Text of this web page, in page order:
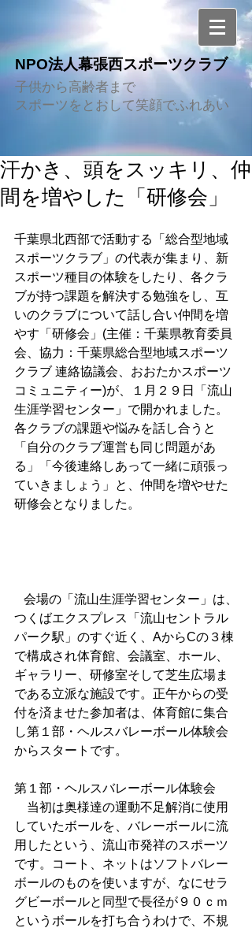
NPO法人幕張西スポーツクラブ
子供から高齢者まで
スポーツをとおして笑顔でふれあい
汗かき、頭をスッキリ、仲
間を増やした「研修会」
千葉県北西部で活動する「総合型地域
スポーツクラブ」の代表が集まり、新
スポーツ種目の体験をしたり、各クラ
ブが持つ課題を解決する勉強をし、互
いのクラブについて話し合い仲間を増
やす「研修会」(主催：千葉県教育委員
会、協力：千葉県総合型地域スポーツ
クラブ 連絡協議会、おおたかスポーツ
コミュニティー)が、１月２９日「流山
生涯学習センター」で開かれました。
各クラブの課題や悩みを話し合うと
「自分のクラブ運営も同じ問題があ
る」「今後連絡しあって一緒に頑張っ
ていきましょう」と、仲間を増やせた
研修会となりました。
つくばエクスプレス「流山セントラル
パーク駅」のすぐ近く、AからCの３棟
で構成され体育館、会議室、ホール、
ギャラリー、研修室そして芝生広場ま
である立派な施設です。正午からの受
付を済ませた参加者は、体育館に集合
し第１部・ヘルスバレーボール体験会
からスタートです。
第１部・ヘルスバレーボール体験会
当初は奥様達の運動不足解消に使用
していたボールを、バレーボールに流
用したという、流山市発祥のスポーツ
です。コート、ネットはソフトバレー
ボールのものを使いますが、なにせラ
グビーボールと同型で長径が９０ｃｍ
というボールを打ち合うわけで、不規